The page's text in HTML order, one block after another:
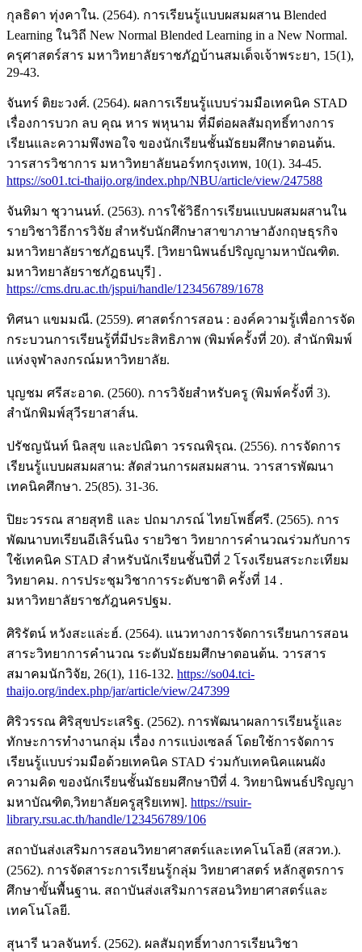
กุลธิดา ทุ่งคาใน. (2564). การเรียนรู้แบบผสมผสาน Blended
Learning ในวิถี New Normal Blended Learning in a New Normal.
ครุศาสตร์สาร มหาวิทยาลัยราชภัฏบ้านสมเด็จเจ้าพระยา, 15(1),
29-43.
จันทร์ ติยะวงศ์. (2564). ผลการเรียนรู้แบบร่วมมือเทคนิค STAD
เรื่องการบวก ลบ คุณ หาร พหุนาม ที่มีต่อผลสัมฤทธิ์ทางการ
เรียนและความพึงพอใจ ของนักเรียนชั้นมัธยมศึกษาตอนต้น.
วารสารวิชาการ มหาวิทยาลัยนอร์ทกรุงเทพ, 10(1). 34-45.
https://so01.tci-thaijo.org/index.php/NBU/article/view/247588
จันทิมา ชุวานนท์. (2563). การใช้วิธีการเรียนแบบผสมผสานใน
รายวิชาวิธีการวิจัย สำหรับนักศึกษาสาขาภาษาอังกฤษธุรกิจ
มหาวิทยาลัยราชภัฏธนบุรี. [วิทยานิพนธ์ปริญญามหาบัณฑิต.
มหาวิทยาลัยราชภัฎธนบุรี] .
https://cms.dru.ac.th/jspui/handle/123456789/1678
ทิศนา แขมมณี. (2559). ศาสตร์การสอน : องค์ความรู้เพื่อการจัด
กระบวนการเรียนรู้ที่มีประสิทธิภาพ (พิมพ์ครั้งที่ 20). สำนักพิมพ์
แห่งจุฬาลงกรณ์มหาวิทยาลัย.
บุญชม ศรีสะอาด. (2560). การวิจัยสำหรับครู (พิมพ์ครั้งที่ 3).
สำนักพิมพ์สุวีรยาสาส์น.
ปรัชญนันท์ นิลสุข และปณิตา วรรณพิรุณ. (2556). การจัดการ
เรียนรู้แบบผสมผสาน: สัดส่วนการผสมผสาน. วารสารพัฒนา
เทคนิคศึกษา. 25(85). 31-36.
ปิยะวรรณ สายสุทธิ และ ปถมาภรณ์ ไทยโพธิ์ศรี. (2565). การ
พัฒนาบทเรียนอีเลิร์นนิง รายวิชา วิทยาการคำนวณร่วมกับการ
ใช้เทคนิค STAD สำหรับนักเรียนชั้นปีที่ 2 โรงเรียนสระกะเทียม
วิทยาคม. การประชุมวิชาการระดับชาติ ครั้งที่ 14 .
มหาวิทยาลัยราชภัฎนครปฐม.
ศิริรัตน์ หวังสะแล่ะฮ์. (2564). แนวทางการจัดการเรียนการสอน
สาระวิทยาการคำนวณ ระดับมัธยมศึกษาตอนต้น. วารสาร
สมาคมนักวิจัย, 26(1), 116-132. https://so04.tci-
thaijo.org/index.php/jar/article/view/247399
ศิริวรรณ ศิริสุขประเสริฐ. (2562). การพัฒนาผลการเรียนรู้และ
ทักษะการทำงานกลุ่ม เรื่อง การแบ่งเซลล์ โดยใช้การจัดการ
เรียนรู้แบบร่วมมือด้วยเทคนิค STAD ร่วมกับเทคนิคแผนผัง
ความคิด ของนักเรียนชั้นมัธยมศึกษาปีที่ 4. วิทยานิพนธ์ปริญญา
มหาบัณฑิต,วิทยาลัยครูสุริยเทพ]. https://rsuir-
library.rsu.ac.th/handle/123456789/106
สถาบันส่งเสริมการสอนวิทยาศาสตร์และเทคโนโลยี (สสวท.).
(2562). การจัดสาระการเรียนรู้กลุ่ม วิทยาศาสตร์ หลักสูตรการ
ศึกษาขั้นพื้นฐาน. สถาบันส่งเสริมการสอนวิทยาศาสตร์และ
เทคโนโลยี.
สุนารี นวลจันทร์. (2562). ผลสัมฤทธิ์ทางการเรียนวิชา